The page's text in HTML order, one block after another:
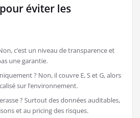
éviter les
c’est un niveau de transparence et
une garantie.
? Non, il couvre E, S et G, alors
sur l’environnement.
? Surtout des données auditables,
et au pricing des risques.